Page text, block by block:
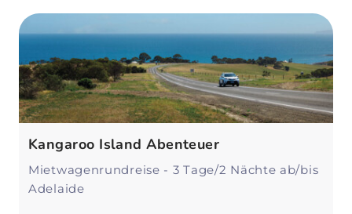
Kangaroo Island Abenteuer
Mietwagenrundreise - 3 Tage/2 Nächte ab/bis
Adelaide